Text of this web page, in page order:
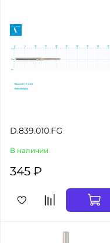
D.839.010.FG
В наличии
345 ₽